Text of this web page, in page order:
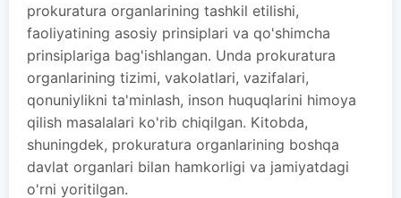
prokuratura organlarining tashkil etilishi,
faoliyatining asosiy prinsiplari va qo'shimcha
prinsiplariga bag'ishlangan. Unda prokuratura
organlarining tizimi, vakolatlari, vazifalari,
qonuniylikni ta'minlash, inson huquqlarini himoya
qilish masalalari ko'rib chiqilgan. Kitobda,
shuningdek, prokuratura organlarining boshqa
davlat organlari bilan hamkorligi va jamiyatdagi
o'rni yoritilgan.